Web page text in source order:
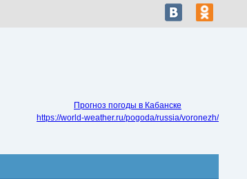
Прогноз погоды в Кабанске
https://world-weather.ru/pogoda/russia/voronezh/